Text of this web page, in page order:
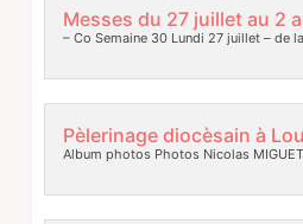
Messes du 27 juillet au 2
– Co Semaine 30 Lundi 27 juillet – de
Pèlerinage diocèsain à
Album photos Photos Nicolas MIGUET